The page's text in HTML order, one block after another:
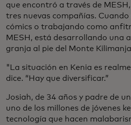
que encontró a través de
tres nuevas compañías.
cómics o trabajando como
MESH, está desarrollando una
granja al pie del Monte
"La situación en Kenia es
dice. “Hay que diversificar.”
Josiah, de 34 años y padre de
uno de los millones de jóvenes
tecnología que hacen